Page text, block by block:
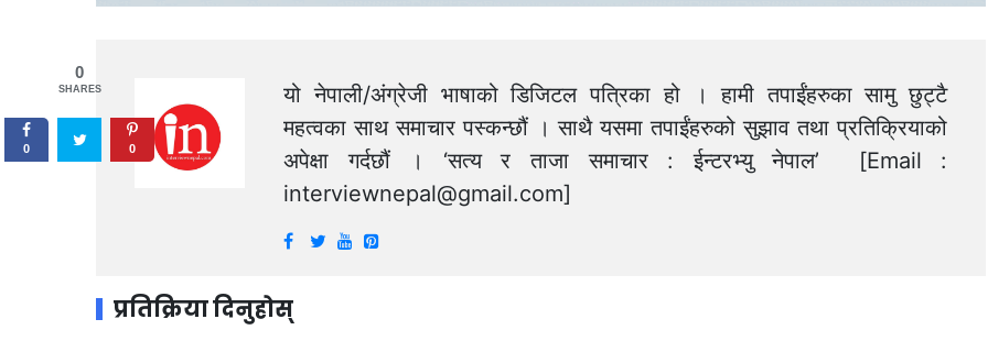
यो नेपाली/अंग्रेजी भाषाको डिजिटल पत्रिका हो । हामी तपाईंहरुका सामु छुट्टै
महत्वका साथ समाचार पस्कन्छौं । साथै यसमा तपाईंहरुको सुझाव तथा प्रतिक्रियाको
अपेक्षा गर्दछौं । ‘सत्य र ताजा समाचार : ईन्टरभ्यु नेपाल’ [Email :
interviewnepal@gmail.com]
प्रतिक्रिया दिनुहोस्
0
SHARES
0 0